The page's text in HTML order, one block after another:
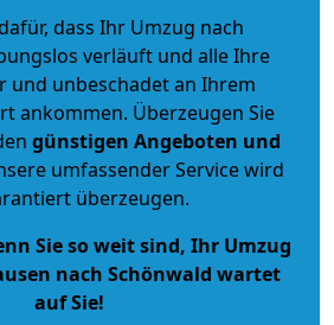
dass Ihr Umzug nach
verläuft und alle Ihre
und unbeschadet an Ihrem
ankommen. Überzeugen Sie
günstigen Angeboten und
umfassender Service wird
überzeugen.
Sie so weit sind, Ihr Umzug
nach Schönwald wartet
auf Sie!